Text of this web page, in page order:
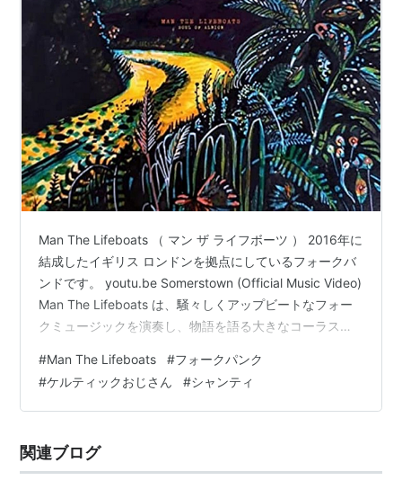
Man The Lifeboats （ マン ザ ライフボーツ ） 2016年に
結成したイギリス ロンドンを拠点にしているフォークバ
ンドです。 youtu.be Somerstown (Official Music Video)
Man The Lifeboats は、騒々しくアップビートなフォー
クミュージックを演奏し、物語を語る大きなコーラスで
ドキするベースライン、軽快なマンドリンとフィドルの
メロディー、踏み鳴らすビートなど、 Man The
Lifeboats は、世界の果てのパーティーにふさわしいサウ
#Man The Lifeboats #フォークパンク
#ケルティックおじさん #シャンティ
関連ブログ